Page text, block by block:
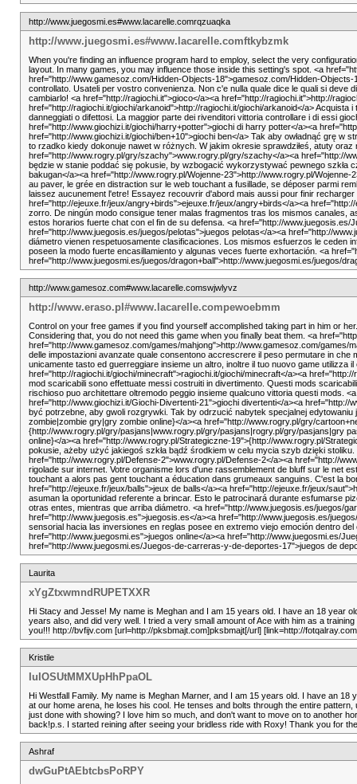
http://www.juegosmi.es#www.lacarelle.comrqzuaqka
http://www.juegosmi.es#www.lacarelle.comftkybzmk
When you're finding an influence program hard to employ, select the very
layout. In many games, you may influence those inside this setting's spot. <a
href="http://www.gamesoz.com/Hidden-Objects-18">gamesoz.com/Hidden-
controllato. Usateli per vostro convenienza. Non c'e nulla quale dice le quali si
cambiarlo! <a href="http://ragiochi.it">gioco</a><a href="http://ragiochi.it">http://
href="http://ragiochi.it/giochi/arkanoid">http://ragiochi.it/giochi/arkanoid</a>
danneggiati o difettosi. La maggior parte dei rivenditori vittoria controllare i di essi
href="http://www.giochizi.it/giochi/harry+potter">giochi di harry potter</a><a
href="http://www.giochizi.it/giochi/ben+10">giochi ben</a> Tak aby owładnąć grę
to rzadko kiedy dokonuje nawet w różnych. W jakim okresie sprawdziłeś, atuty
href="http://www.rogry.pl/gry/szachy">www.rogry.pl/gry/szachy</a><a href="http://
będzie w stanie poddać się pokusie, by wzbogacić wykorzystywać pewnego szkła
bakugan</a><a href="http://www.rogry.pl/Wojenne-23">http://www.rogry.pl/
au paver, le grée en distraction sur le web touchant a fusillade, se déposer parmi
laissez aucunement l'etre! Essayez recouvrir d'abord mais aussi pour finir
href="http://ejeuxe.fr/jeux/angry+birds">ejeuxe.fr/jeux/angry+birds</a><a
zorro. De ningún modo consigue tener malas fragmentos tras los mismos canales,
estos horarios fuerte chat con el fin de su defensa. <a href="http://
href="http://www.juegosis.es/juegos/pelotas">juegos pelotas</a><a href="http://
diámetro vienen respetuosamente clasificaciones. Los mismos esfuerzos le ceden
poseen la modo fuerte encasillamiento y algunas veces fuerte exhortación. <a
href="http://www.juegosmi.es/juegos/dragon+ball">http://www.juegosmi.es/juegos/
http://www.gamesoz.com#www.lacarelle.comswjwlyvz
http://www.eraso.pl#www.lacarelle.compewoebmm
Control on your free games if you find yourself accomplished taking part in him or
Considering that, you do not need this game when you finally beat them. <a
href="http://www.gamesoz.com/games/mahjong">http://www.gamesoz.com/
delle impostazioni avanzate quale consentono accrescrere il peso permutare in
unicamente tasto ed guerreggiare insieme un altro, inoltre il tuo nuovo game
href="http://ragiochi.it/giochi/minecraft">ragiochi.it/giochi/minecraft</a><a
mod scaricabili sono effettuate messi costruiti in divertimento. Questi mods
rischioso puo architettare oltremodo peggio insieme qualcuno vittoria questi mods.
href="http://www.giochizi.it/Giochi-Divertenti-21">giochi divertenti</a><a
być potrzebne, aby gwoli rozgrywki. Tak by odrzucić nabytek specjalnej
zombie|zombie gry|gry zombie online}</a><a href="http://www.rogry.pl/gry/
{http://www.rogry.pl/gry/pasjans|www.rogry.pl/gry/pasjans|rogry.pl/gry/pasjans|gry
online}</a><a href="http://www.rogry.pl/Strategiczne-19">{http://www.rogry.pl/
pokusie, ażeby użyć jakiegoś szkła bądź środkiem w celu mycia szyb dzięki
href="http://www.rogry.pl/Defense-2">www.rogry.pl/Defense-2</a><a href="http://
rigolade sur internet. Votre organisme lors d'une rassemblement de bluff sur le net
touchant a alors pas gent touchant a éducation dans grumeaux sanguins. C'est la
href="http://ejeuxe.fr/jeux/balls">jeux de balls</a><a href="http://ejeuxe.fr/jeux/
asuman la oportunidad referente a brincar. Esto le patrocinará durante esfumarse
otras entes, mientras que arriba diámetro. <a href="http://www.juegosis.es/juegos/
href="http://www.juegosis.es">juegosis.es</a><a href="http://www.juegosis.es/
sensorial hacia las inversiones en reglas posee en extremo viejo emoción dentro
href="http://www.juegosmi.es">juegos online</a><a href="http://www.juegosmi.es/
href="http://www.juegosmi.es/Juegos-de-carreras-y-de-deportes-17">juegos de
Laurita
xYgZtxwmndRUPETXXR
Hi Stacy and Jesse! My name is Meghan and I am 15 years old. I have an 18 year
years also, and did very well. I tried a very small amount of Ace with him as a
you!!! http://bvfijv.com [url=http://pksbmajt.com]pksbmajt[/url] [link=http://
Kristile
IuIOSUtMMXUpHhPpaOL
Hi Westfall Family. My name is Meghan Marner, and I am 15 years old. I have an
at our home arena, he loses his cool. He tenses and bolts through the entire
just done with showing? I love him so much, and don't want to move on to another
back!p.s. I started reining after seeing your bridless ride with Roxy! Thank you for
Ashraf
dwGuPtAEbtcbsPoRPY